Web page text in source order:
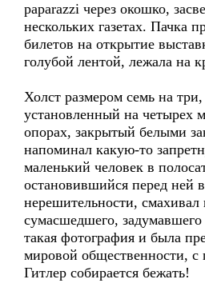
paparazzi через окошко,
нескольких газетах. Пачка
билетов на открытие
голубой лентой, лежала на
Холст размером семь на
установленный на четырех
опорах, закрытый белыми
напоминал какую-то
маленький человек в
остановившийся перед ней в
нерешительности, смахивал
сумасшедшего,
такая фотография и была
мировой общественности, с
Гитлер собирается бежать!